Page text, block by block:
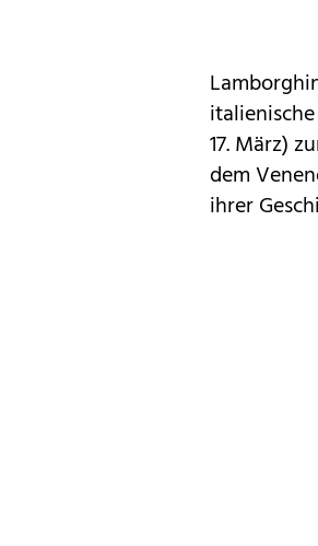
17. März)
dem
ihrer